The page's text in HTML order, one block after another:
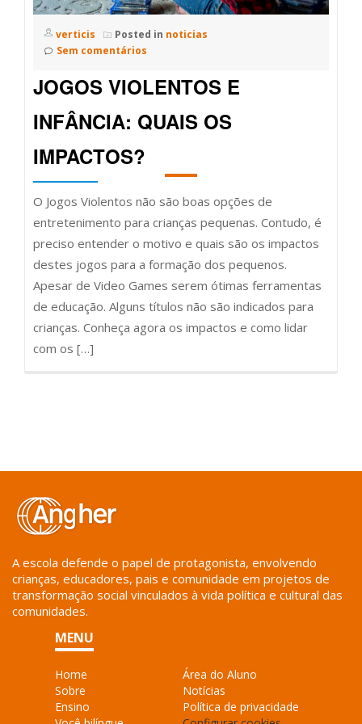
verticis Posted in noticias
Sem comentários
JOGOS VIOLENTOS E
INFÂNCIA: QUAIS OS
IMPACTOS?
O Jogos Violentos não são boas opções de
entretenimento para crianças pequenas. Contudo, é
preciso entender o motivo e quais são os impactos
destes jogos para a formação dos pequenos.
Apesar de Video Games serem ótimas ferramentas
de educação. Alguns títulos não são indicados para
crianças. Conheça agora os impactos e como lidar
com os […]
A escola defende o papel de protagonista, envolvendo
crianças, educadores, pais e comunidade em projetos de
transformação social vinculados à vida política e cultural das
comunidades.
MENU
Home
Sobre
Ensino
Área do Aluno
Notícias
Política de privacidade